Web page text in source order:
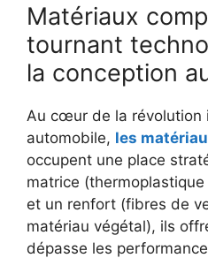
Matériaux
tournant
la conception
Au cœur de la révolution
automobile, les
occupent une place
matrice
et un renfort (fibres de
matériau végétal), ils
dépasse les